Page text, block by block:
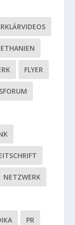
FLYER
NETZWERK
PR